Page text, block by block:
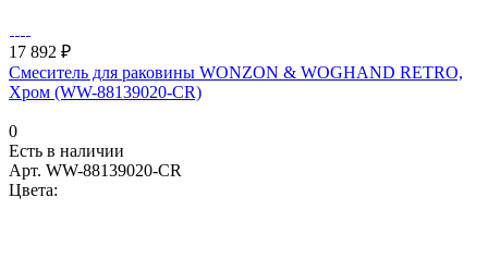
17 892 ₽
Смеситель для раковины WONZON & WOGHAND RETRO,
Хром (WW-88139020-CR)
0
Есть в наличии
Арт. WW-88139020-CR
Цвета: